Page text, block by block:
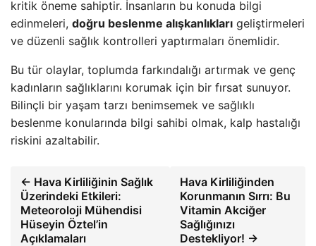
kritik öneme sahiptir. İnsanların bu konuda bilgi
edinmeleri, doğru beslenme alışkanlıkları geliştirmeleri
ve düzenli sağlık kontrolleri yaptırmaları önemlidir.
Bu tür olaylar, toplumda farkındalığı artırmak ve genç
kadınların sağlıklarını korumak için bir fırsat sunuyor.
Bilinçli bir yaşam tarzı benimsemek ve sağlıklı
beslenme konularında bilgi sahibi olmak, kalp hastalığı
riskini azaltabilir.
← Hava Kirliliğinin Sağlık
Üzerindeki Etkileri:
Meteoroloji Mühendisi
Hüseyin Öztel’in
Açıklamaları
Hava Kirliliğinden
Korunmanın Sırrı: Bu
Vitamin Akciğer
Sağlığınızı
Destekliyor! →